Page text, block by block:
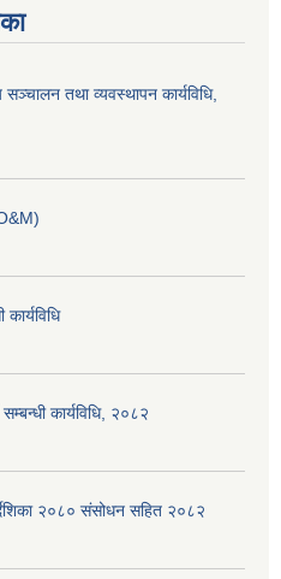
सञ्चालन तथा व्यवस्थापन कार्यविधि,
कार्यविधि, २०८२
२०८० संसोधन सहित २०८२